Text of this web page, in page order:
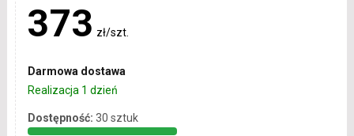
373 zł/szt.
Darmowa dostawa
Realizacja 1 dzień
Dostępność: 30 sztuk